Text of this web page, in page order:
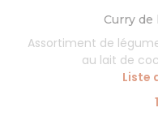
Curry de
Assortiment de
au lait de
Liste